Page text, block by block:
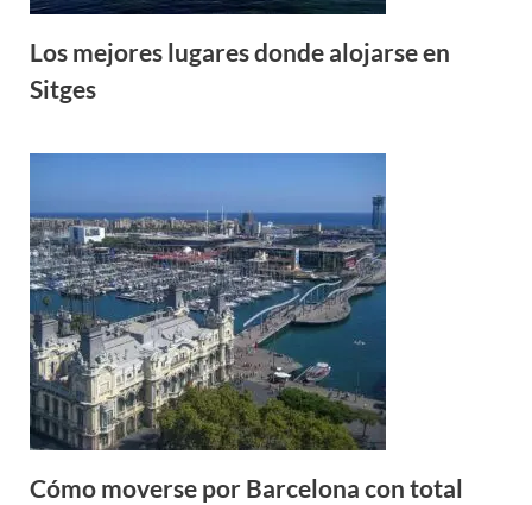
Los mejores lugares donde alojarse en
Sitges
Cómo moverse por Barcelona con total